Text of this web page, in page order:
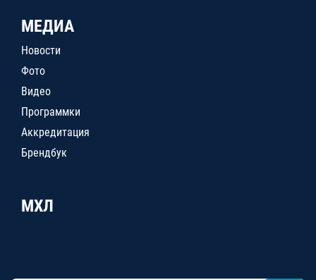
МЕДИА
Новости
Фото
Видео
Программки
Аккредитация
Брендбук
МХЛ